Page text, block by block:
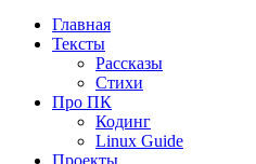
Главная
Тексты
Рассказы
Стихи
Про ПК
Кодинг
Linux Guide
Проекты